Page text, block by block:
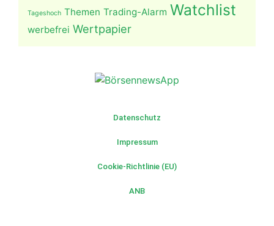
Tageshoch Themen Trading-Alarm Watchlist
werbefrei Wertpapier
Datenschutz
Impressum
Cookie-Richtlinie (EU)
ANB